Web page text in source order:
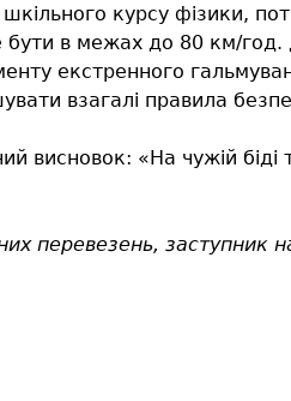
курсу фізики,
бути в межах до 80 км/
екстренного
взагалі правила
висновок: «На чужій
перевезень, заступник